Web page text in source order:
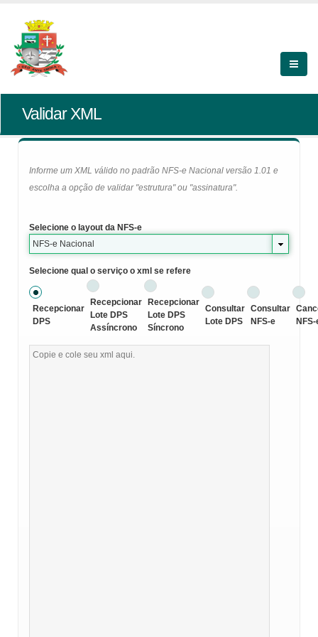
Validar XML
Informe um XML válido no padrão NFS-e Nacional versão 1.01 e
escolha a opção de validar "estrutura" ou "assinatura".
Selecione o layout da NFS-e
NFS-e Nacional
Selecione qual o serviço o xml se refere
Recepcionar
DPS
Recepcionar
Lote DPS
Assíncrono
Recepcionar
Lote DPS
Síncrono
Consultar
Lote DPS
Consultar
NFS-e
NFS-